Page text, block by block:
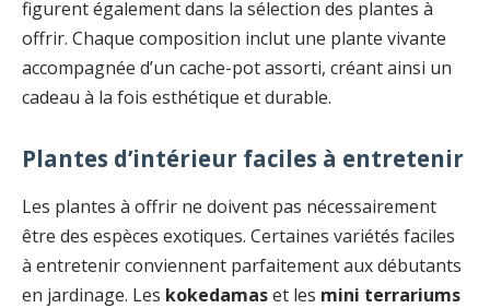
figurent également dans la sélection des plantes à
offrir. Chaque composition inclut une plante vivante
accompagnée d’un cache-pot assorti, créant ainsi un
cadeau à la fois esthétique et durable.
Plantes d’intérieur faciles à entretenir
Les plantes à offrir ne doivent pas nécessairement
être des espèces exotiques. Certaines variétés faciles
à entretenir conviennent parfaitement aux débutants
en jardinage. Les kokedamaset les mini terrariums